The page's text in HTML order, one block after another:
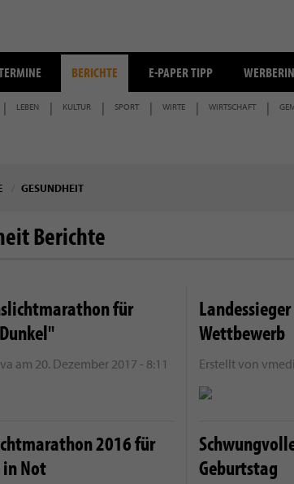
BERICHTE
LEBEN KULTUR SPORT WIRTE WIRTSCHAFT
E-PAPER TIPP
GESUNDHEIT
Berichte
für
am 20. Dezember 2017 - 8:11
Wettbewerb
Erstellt von
2016 für
in Not
Geburtstag